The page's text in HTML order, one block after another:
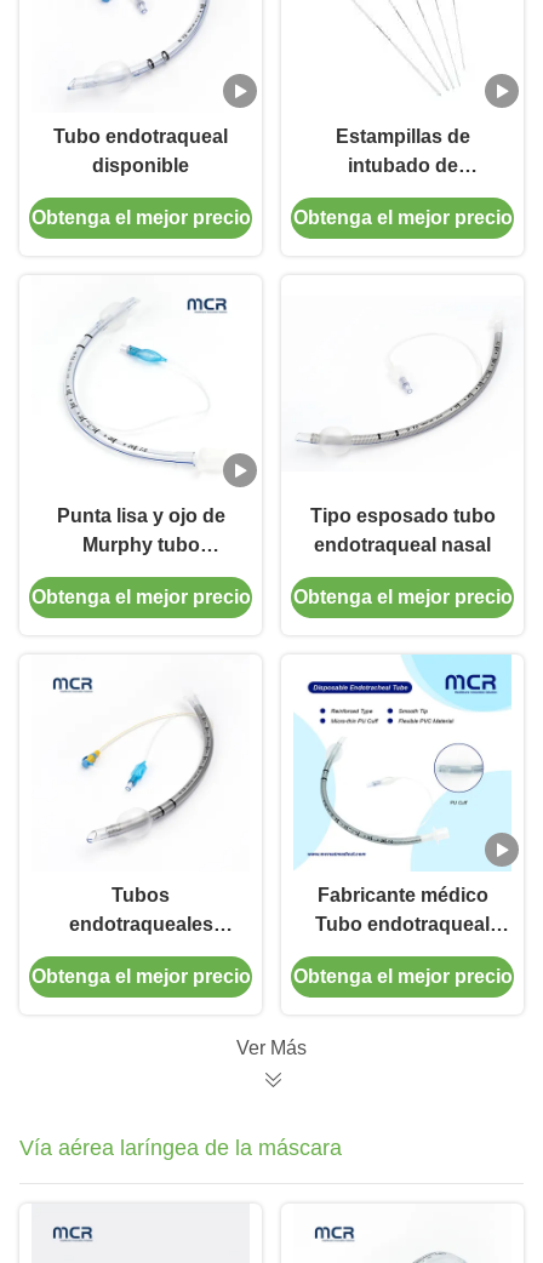
Tubo endotraqueal
disponible
Obtenga el mejor precio
Estampillas de
intubado de
introducción de
Bougie desechables
Obtenga el mejor precio
Punta lisa y ojo de
Murphy tubo
endotraqueal nasal
con micro delgado pu
Obtenga el mejor precio
Tipo esposado tubo
endotraqueal nasal
Obtenga el mejor precio
Tubos
endotraqueales
reforzados
desechables con
para la prevención de
Obtenga el mejor precio
Fabricante médico
Tubo endotraqueal
reforzado desechable
libre de DEHP
Obtenga el mejor precio
Ver Más
Vía aérea laríngea de la máscara